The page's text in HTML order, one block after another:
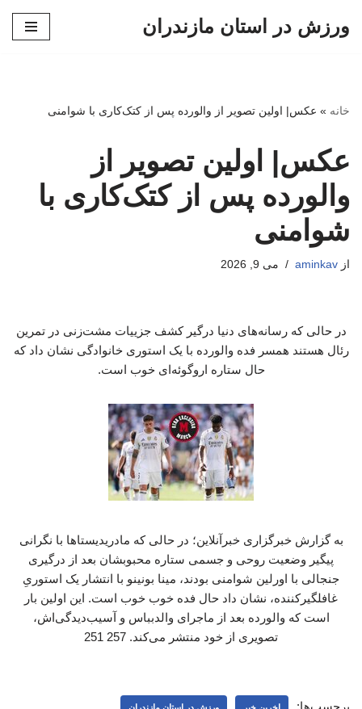
ورزش در استان مازندران
خانه » عکس| اولین تصویر از والورده پس از کتک‌کاری با شوامنی
عکس| اولین تصویر از
والورده پس از کتک‌کاری با
شوامنی
از aminkav می 9, 2026
در حالی که رسانه‌های دنیا درگیر کشف جزییات مشت‌زنی در تمرین
رئال هستند همسر فده والورده با یک استوری خانوادگی نشان داد که
حال ستاره اروگوئه‌ای خوب است.
به گزارش خبرگزاری خبرآنلاین؛ در حالی که مادریدیستاها با نگرانی
پیگیر وضعیت روحی و جسمی ستاره محبوبشان بعد از درگیری
جنجالی با اورلین شوامنی بودند، مینا بونینو با انتشار یک استوریِ
غافلگیرکننده، نشان داد حال فده خوب خوب است. این اولین بار
است که والورده بعد از ماجرای والدبباس و آسیب‌دیدگی‌اش،
تصویری از خود منتشر می‌کند. 257 251
برچسب‌ها: